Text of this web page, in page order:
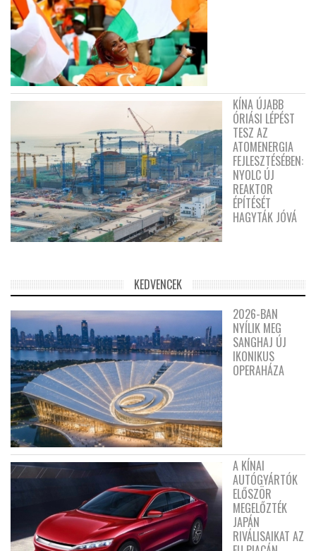
KÍNA ÚJABB
ÓRIÁSI LÉPÉST
TESZ AZ
ATOMENERGIA
FEJLESZTÉSÉBEN:
NYOLC ÚJ
REAKTOR
ÉPÍTÉSÉT
HAGYTÁK JÓVÁ
KEDVENCEK
2026-BAN
NYÍLIK MEG
SANGHAJ ÚJ
IKONIKUS
OPERAHÁZA
A KÍNAI
AUTÓGYÁRTÓK
ELŐSZÖR
MEGELŐZTÉK
JAPÁN
RIVÁLISAIKAT AZ